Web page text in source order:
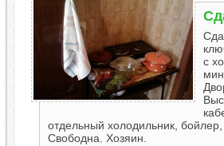
с
отдельный холодильник, бойлер,
Свободна. Хозяин.